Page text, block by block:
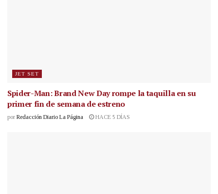
JET SET
Spider-Man: Brand New Day rompe la taquilla en su
primer fin de semana de estreno
por Redacción Diario La Página HACE 5 DÍAS